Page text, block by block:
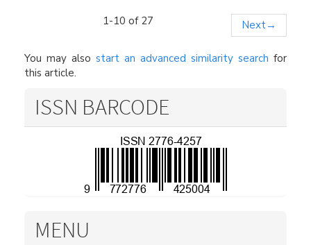
1-10 of 27 Next→
You may also start an advanced similarity search for
this article.
ISSN BARCODE
MENU